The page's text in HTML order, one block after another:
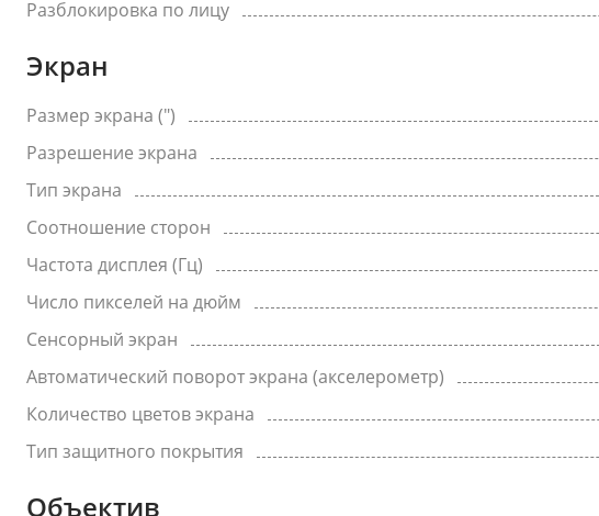
Разблокировка по лицу
Экран
Размер экрана (")
Разрешение экрана
Тип экрана
Соотношение сторон
Частота дисплея (Гц)
Число пикселей на дюйм
Сенсорный экран
Автоматический поворот экрана (акселерометр)
Количество цветов экрана
Тип защитного покрытия
Объектив